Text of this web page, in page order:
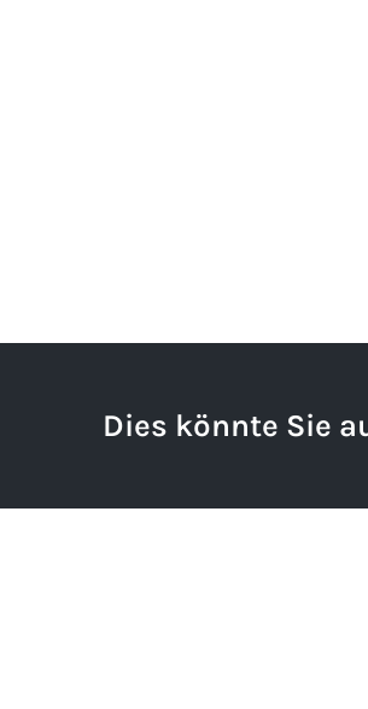
Dies könnte Sie